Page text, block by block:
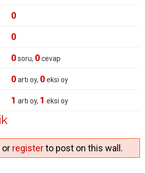
0
0
0soru, 0cevap
0artı oy, 0eksi oy
1 artı oy, 1 eksi oy
or registerto post on this wall.